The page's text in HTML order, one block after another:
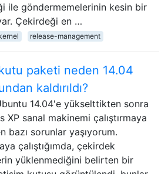
ile göndermemelerinin kesin bir
Çekirdeği en …
release-management
paketi neden 14.04
kaldırıldı?
14.04'e yükselttikten sonra
XP sanal makinemi çalıştırmaya
bazı sorunlar yaşıyorum.
çalıştığımda, çekirdek
yüklenmediğini belirten bir